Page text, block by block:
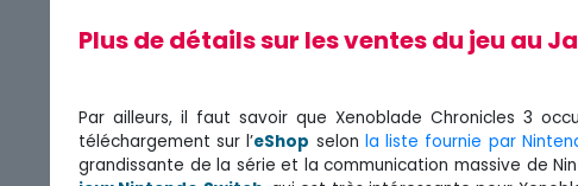
Plus de détails sur les ventes du jeu au
Par ailleurs, il faut savoir que Xenoblade Chronicles 3
téléchargement sur l’eShop selon la liste fournie par
grandissante de la série et la communication massive de